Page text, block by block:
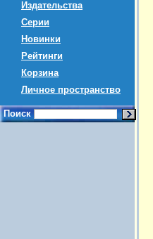
Издательства
Серии
Новинки
Рейтинги
Корзина
Личное пространство
Поиск